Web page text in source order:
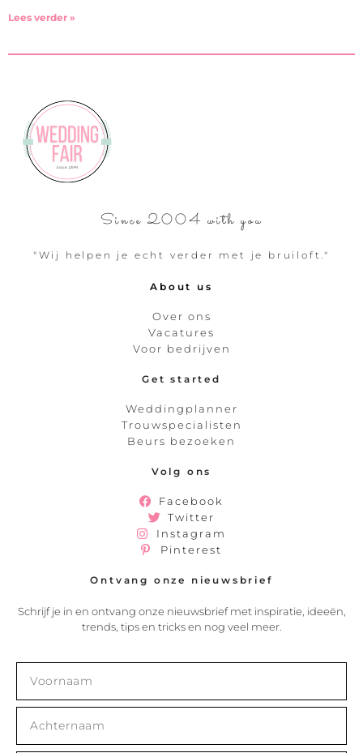
Lees verder »
Since 2004 with you
"Wij helpen je echt verder met je bruiloft."
About us
Over ons
Vacatures
Voor bedrijven
Get started
Weddingplanner
Trouwspecialisten
Beurs bezoeken
Volg ons
Facebook
Twitter
Instagram
Pinterest
Ontvang onze nieuwsbrief
Schrijf je in en ontvang onze nieuwsbrief met inspiratie, ideeën,
trends, tips en tricks en nog veel meer.